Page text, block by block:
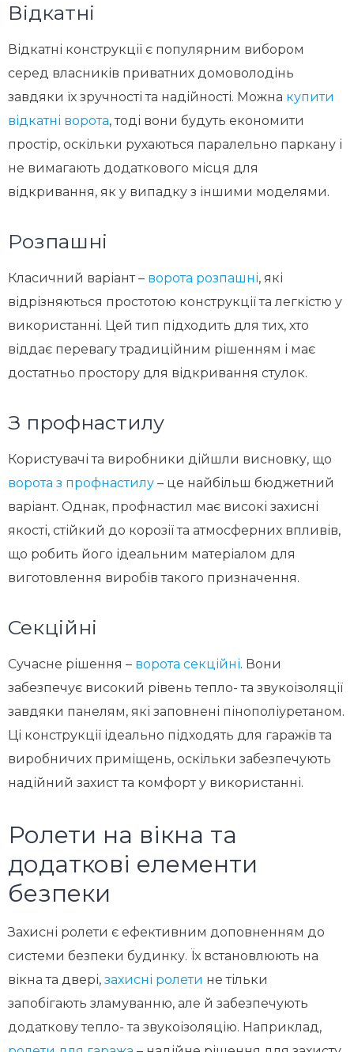
Відкатні
Відкатні конструкції є популярним вибором
серед власників приватних домоволодінь
завдяки їх зручності та надійності. Можна купити
відкатні ворота, тоді вони будуть економити
простір, оскільки рухаються паралельно паркану і
не вимагають додаткового місця для
відкривання, як у випадку з іншими моделями.
Розпашні
Класичний варіант – ворота розпашні, які
відрізняються простотою конструкції та легкістю у
використанні. Цей тип підходить для тих, хто
віддає перевагу традиційним рішенням і має
достатньо простору для відкривання стулок.
З профнастилу
Користувачі та виробники дійшли висновку, що
ворота з профнастилу – це найбільш бюджетний
варіант. Однак, профнастил має високі захисні
якості, стійкий до корозії та атмосферних впливів,
що робить його ідеальним матеріалом для
виготовлення виробів такого призначення.
Секційні
Сучасне рішення – ворота секційні. Вони
забезпечує високий рівень тепло- та звукоізоляції
завдяки панелям, які заповнені пінополіуретаном.
Ці конструкції ідеально підходять для гаражів та
виробничих приміщень, оскільки забезпечують
надійний захист та комфорт у використанні.
Ролети на вікна та
додаткові елементи
безпеки
Захисні ролети є ефективним доповненням до
системи безпеки будинку. Їх встановлюють на
вікна та двері, захисні ролети не тільки
запобігають зламуванню, але й забезпечують
додаткову тепло- та звукоізоляцію. Наприклад,